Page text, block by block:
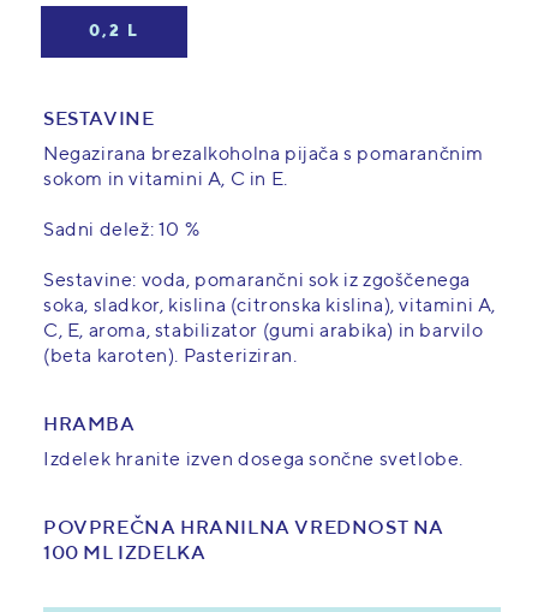
0,2 L
SESTAVINE
Negazirana brezalkoholna pijača s pomarančnim
sokom in vitamini A, C in E.
Sadni delež: 10 %
Sestavine: voda, pomarančni sok iz zgoščenega
soka, sladkor, kislina (citronska kislina), vitamini A,
C, E, aroma, stabilizator (gumi arabika) in barvilo
(beta karoten). Pasteriziran.
HRAMBA
Izdelek hranite izven dosega sončne svetlobe.
POVPREČNA HRANILNA VREDNOST NA
100 ML IZDELKA